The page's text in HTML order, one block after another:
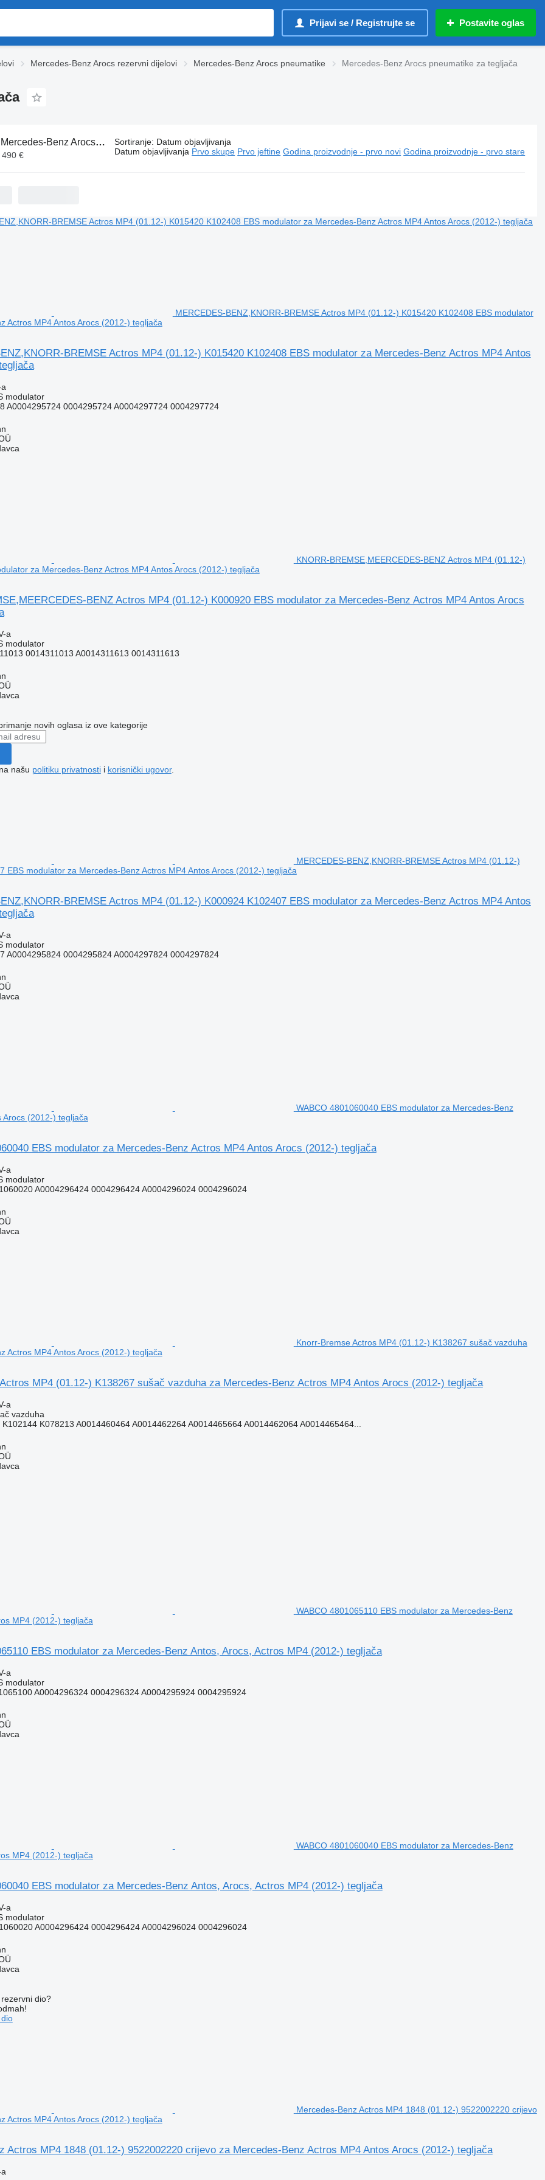
Prijavi se / Registrujte se Postavite oglas
Mercedes-Benz Arocs rezervni dijelovi Mercedes-Benz Arocs pneumatikе Mercedes-Benz Arocs pneumatikе za tegljača
Mercedes-Benz Arocs pneumatikе za tegljača
490 €
Sortiranje: Datum objavljivanja
Datum objavljivanja Prvo skupe Prvo jeftine Godina proizvodnje - prvo novi Godina proizvodnje - prvo stare
MERCEDES-BENZ,KNORR-BREMSE Actros MP4 (01.12-) K015420 K102408 EBS modulator
Actros MP4 Antos Arocs (2012-) tegljača
BREMSE Actros MP4 (01.12-) K015420 K102408 EBS modulator za Mercedes-Benz Actros MP4 Antos
modulator
A0004295724 0004295724 A0004297724 0004297724
KNORR-BREMSE,MEERCEDES-BENZ Actros MP4 (01.12-)
za Mercedes-Benz Actros MP4 Antos Arocs (2012-) tegljača
BENZ Actros MP4 (01.12-) K000920 EBS modulator za Mercedes-Benz Actros MP4 Antos Arocs
a
modulator
0014311013 A0014311613 0014311613
novih oglasa iz ove kategorije
našu politiku privatnostii korisnički ugovor.
MERCEDES-BENZ,KNORR-BREMSE Actros MP4 (01.12-)
EBS modulator za Mercedes-Benz Actros MP4 Antos Arocs (2012-) tegljača
BREMSE Actros MP4 (01.12-) K000924 K102407 EBS modulator za Mercedes-Benz Actros MP4 Antos
a
modulator
A0004295824 0004295824 A0004297824 0004297824
WABCO 4801060040 EBS modulator za Mercedes-Benz
Arocs (2012-) tegljača
EBS modulator za Mercedes-Benz Actros MP4 Antos Arocs (2012-) tegljača
a
modulator
A0004296424 0004296424 A0004296024 0004296024
Knorr-Bremse Actros MP4 (01.12-) K138267 sušač vazduha
Actros MP4 Antos Arocs (2012-) tegljača
MP4 (01.12-) K138267 sušač vazduha za Mercedes-Benz Actros MP4 Antos Arocs (2012-) tegljača
a
vazduha
K078213 A0014460464 A0014462264 A0014465664 A0014462064 A0014465464...
WABCO 4801065110 EBS modulator za Mercedes-Benz
MP4 (2012-) tegljača
EBS modulator za Mercedes-Benz Antos, Arocs, Actros MP4 (2012-) tegljača
a
modulator
A0004296324 0004296324 A0004295924 0004295924
WABCO 4801060040 EBS modulator za Mercedes-Benz
MP4 (2012-) tegljača
EBS modulator za Mercedes-Benz Antos, Arocs, Actros MP4 (2012-) tegljača
a
modulator
A0004296424 0004296424 A0004296024 0004296024
dio?
Mercedes-Benz Actros MP4 1848 (01.12-) 9522002220 crijevo
Actros MP4 Antos Arocs (2012-) tegljača
Actros MP4 1848 (01.12-) 9522002220 crijevo za Mercedes-Benz Actros MP4 Antos Arocs (2012-) tegljača